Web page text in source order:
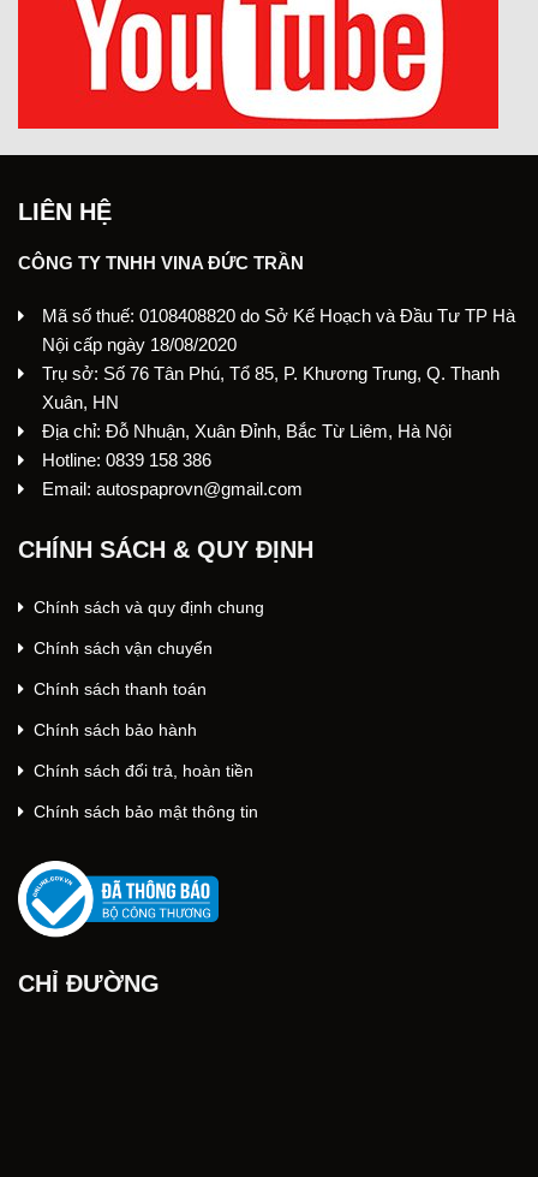
LIÊN HỆ
CÔNG TY TNHH VINA ĐỨC TRẦN
Mã số thuế: 0108408820 do Sở Kế Hoạch và Đầu Tư TP Hà
Nội cấp ngày 18/08/2020
Trụ sở: Số 76 Tân Phú, Tổ 85, P. Khương Trung, Q. Thanh
Xuân, HN
Địa chỉ: Đỗ Nhuận, Xuân Đỉnh, Bắc Từ Liêm, Hà Nội
Hotline: 0839 158 386
Email: autospaprovn@gmail.com
CHÍNH SÁCH & QUY ĐỊNH
Chính sách và quy định chung
Chính sách vận chuyển
Chính sách thanh toán
Chính sách bảo hành
Chính sách đổi trả, hoàn tiền
Chính sách bảo mật thông tin
CHỈ ĐƯỜNG